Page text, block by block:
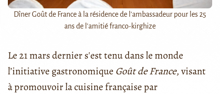
Dîner Goût de France à la résidence de l'ambassadeur pour les 25
ans de l'amitié franco-kirghize
Le 21 mars dernier s'est tenu dans le monde
l’initiative gastronomique Goût de France, visant
à promouvoir la cuisine française par